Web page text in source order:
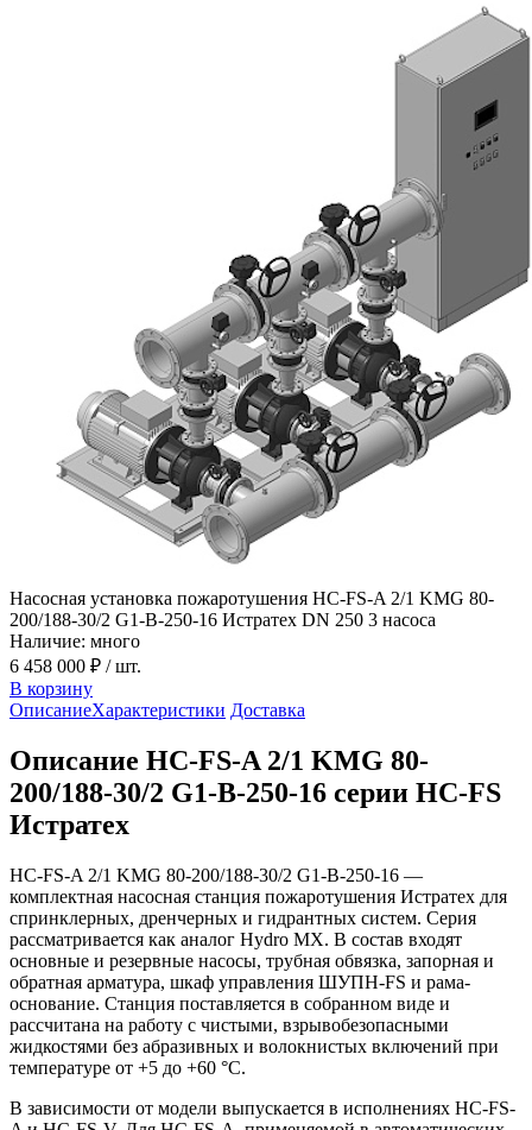
Насосная установка пожаротушения HC-FS-A 2/1 KMG 80-
200/188-30/2 G1-B-250-16 Истратех DN 250 3 насоса
Наличие: много
6 458 000 ₽ / шт.
В корзину
ОписаниеХарактеристики Доставка
Описание HC-FS-A 2/1 KMG 80-
200/188-30/2 G1-B-250-16 серии HC-FS
Истратех
HC-FS-A 2/1 KMG 80-200/188-30/2 G1-B-250-16 —
комплектная насосная станция пожаротушения Истратех для
спринклерных, дренчерных и гидрантных систем. Серия
рассматривается как аналог Hydro MX. В состав входят
основные и резервные насосы, трубная обвязка, запорная и
обратная арматура, шкаф управления ШУПН-FS и рама-
основание. Станция поставляется в собранном виде и
рассчитана на работу с чистыми, взрывобезопасными
жидкостями без абразивных и волокнистых включений при
температуре от +5 до +60 °С.
В зависимости от модели выпускается в исполнениях HC-FS-